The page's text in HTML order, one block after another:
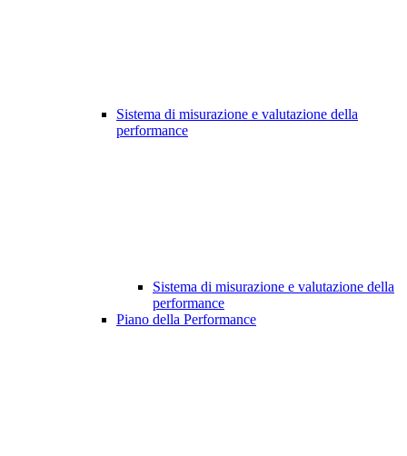
Sistema di misurazione e valutazione della
performance
Sistema di misurazione e valutazione della
performance
Piano della Performance